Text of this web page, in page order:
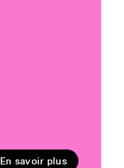
En savoir plus